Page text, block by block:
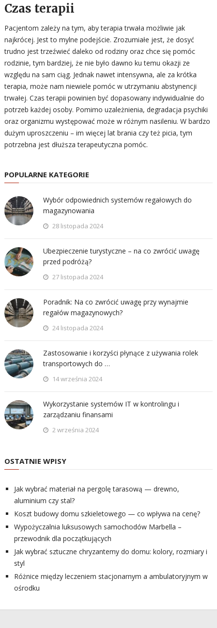
Czas terapii
Pacjentom zależy na tym, aby terapia trwała możliwie jak
najkrócej. Jest to mylne podejście. Zrozumiałe jest, że dosyć
trudno jest trzeźwieć daleko od rodziny oraz chce się pomóc
rodzinie, tym bardziej, że nie było dawno ku temu okazji ze
względu na sam ciąg. Jednak nawet intensywna, ale za krótka
terapia, może nam niewiele pomóc w utrzymaniu abstynencji
trwałej. Czas terapii powinien być dopasowany indywidualnie do
potrzeb każdej osoby. Pomimo uzależnienia, degradacja psychiki
oraz organizmu występować może w różnym nasileniu. W bardzo
dużym uproszczeniu – im więcej lat brania czy też picia, tym
potrzebna jest dłuższa terapeutyczna pomóc.
POPULARNE KATEGORIE
Wybór odpowiednich systemów regałowych do
magazynowania
28 listopada 2024
Ubezpieczenie turystyczne – na co zwrócić uwagę
przed podróżą?
27 listopada 2024
Poradnik: Na co zwrócić uwagę przy wynajmie
regałów magazynowych?
24 listopada 2024
Zastosowanie i korzyści płynące z używania rolek
transportowych do …
14 września 2024
Wykorzystanie systemów IT w kontrolingu i
zarządzaniu finansami
2 września 2024
OSTATNIE WPISY
Jak wybrać materiał na pergolę tarasową — drewno,
aluminium czy stal?
Koszt budowy domu szkieletowego — co wpływa na cenę?
Wypożyczalnia luksusowych samochodów Marbella –
przewodnik dla początkujących
Jak wybrać sztuczne chryzantemy do domu: kolory, rozmiary i
styl
Różnice między leczeniem stacjonarnym a ambulatoryjnym w
ośrodku